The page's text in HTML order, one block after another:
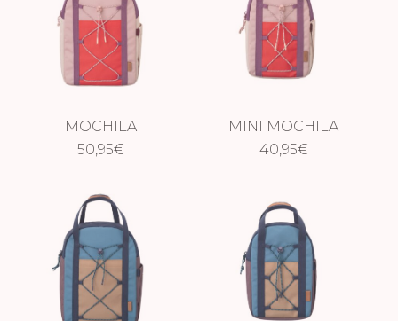
MOCHILA
ESCAPADA ROSA
50,95€
MINI MOCHILA
ESCAPADA ROSA
40,95€